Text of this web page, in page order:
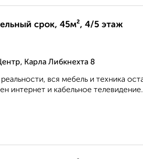
срок, 45м², 4/5 этаж
Карла Либкнехта 8
вся мебель и техника
интернет и кабельное